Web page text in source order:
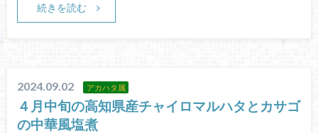
続きを読む
2024.09.02 アカハタ属
４月中旬の高知県産チャイロマルハタとカサゴ
の中華風塩煮